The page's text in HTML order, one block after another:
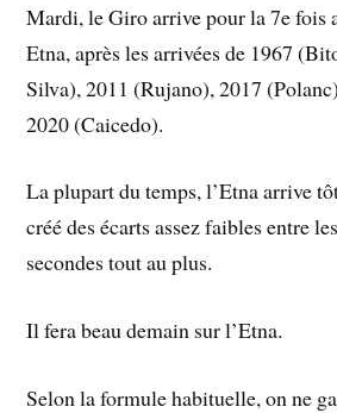
Mardi, le Giro arrive pour la 7e fois
Etna, après les arrivées de 1967
Silva), 2011 (Rujano), 2017
2020 (Caicedo).
La plupart du temps, l’Etna arrive
créé des écarts assez faibles entre
secondes tout au plus.
Il fera beau demain sur l’Etna.
Selon la formule habituelle, on ne